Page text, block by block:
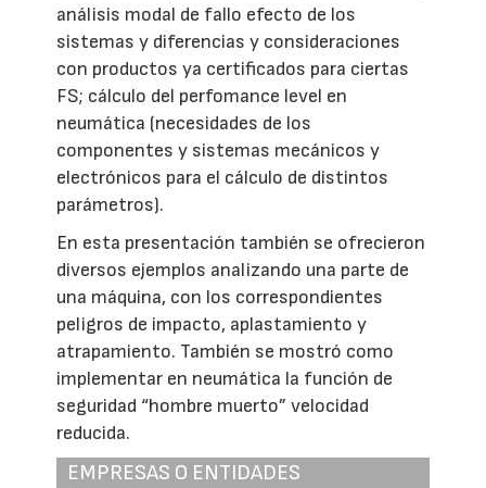
análisis modal de fallo efecto de los
sistemas y diferencias y consideraciones
con productos ya certificados para ciertas
FS; cálculo del perfomance level en
neumática (necesidades de los
componentes y sistemas mecánicos y
electrónicos para el cálculo de distintos
parámetros).
En esta presentación también se ofrecieron
diversos ejemplos analizando una parte de
una máquina, con los correspondientes
peligros de impacto, aplastamiento y
atrapamiento. También se mostró como
implementar en neumática la función de
seguridad “hombre muerto” velocidad
reducida.
EMPRESAS O ENTIDADES